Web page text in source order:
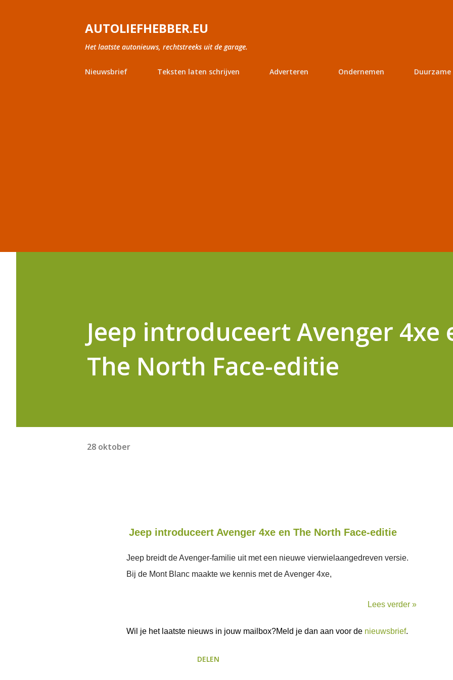
AUTOLIEFHEBBER.EU
Het laatste autonieuws, rechtstreeks uit de garage.
Nieuwsbrief Teksten laten schrijven Adverteren Ondernemen Duurzame
Jeep introduceert Avenger 4xe
The North Face-editie
28 oktober
Jeep introduceert Avenger 4xe en The North Face-editie
Jeep breidt de Avenger-familie uit met een nieuwe vierwielaangedreven versie.
Bij de Mont Blanc maakte we kennis met de Avenger 4xe,
Lees verder »
Wil je het laatste nieuws in jouw mailbox?Meld je dan aan voor de nieuwsbrief.
DELEN